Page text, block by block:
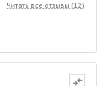
Читать все отзывы (12)